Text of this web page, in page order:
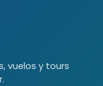
vuelos y tours